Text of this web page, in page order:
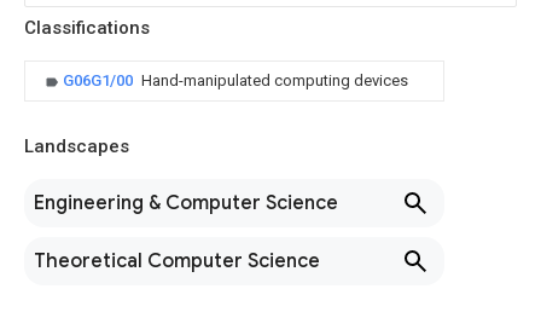
Classifications
G06G1/00 Hand-manipulated computing devices
Landscapes
Engineering & Computer Science
Theoretical Computer Science